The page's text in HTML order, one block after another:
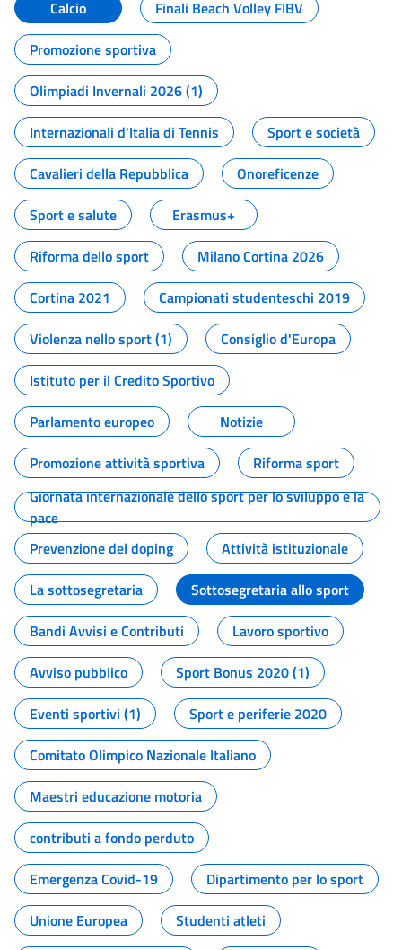
Calcio
Finali Beach Volley FIBV
Promozione sportiva
Olimpiadi Invernali 2026 (1)
Internazionali d'Italia di Tennis
Sport e società
Cavalieri della Repubblica
Onoreficenze
Sport e salute
Erasmus+
Riforma dello sport
Milano Cortina 2026
Cortina 2021
Campionati studenteschi 2019
Violenza nello sport (1)
Consiglio d'Europa
Istituto per il Credito Sportivo
Parlamento europeo
Notizie
Promozione attività sportiva
Riforma sport
Giornata internazionale dello sport per lo sviluppo e la
pace
Prevenzione del doping
Attività istituzionale
La sottosegretaria
Sottosegretaria allo sport
Bandi Avvisi e Contributi
Lavoro sportivo
Avviso pubblico
Sport Bonus 2020 (1)
Eventi sportivi (1)
Sport e periferie 2020
Comitato Olimpico Nazionale Italiano
Maestri educazione motoria
contributi a fondo perduto
Emergenza Covid-19
Dipartimento per lo sport
Unione Europea
Studenti atleti